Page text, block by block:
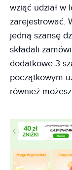
wziąć udział w
zarejestrować.
jedną szansę
składali
dodatkowe 3
początkowym
również